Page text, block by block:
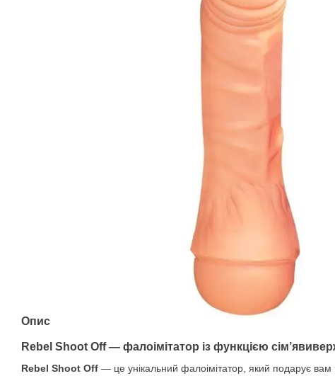
Опис
Rebel Shoot Off — фалоімітатор із функцією
Rebel Shoot Off — це унікальний фалоімітатор, який подарує вам